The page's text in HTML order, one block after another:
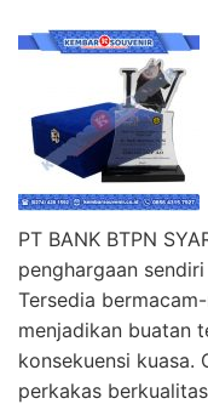
PT BANK BTPN
penghargaan
Tersedia
menjadikan buatan
konsekuensi kuasa.
perkakas